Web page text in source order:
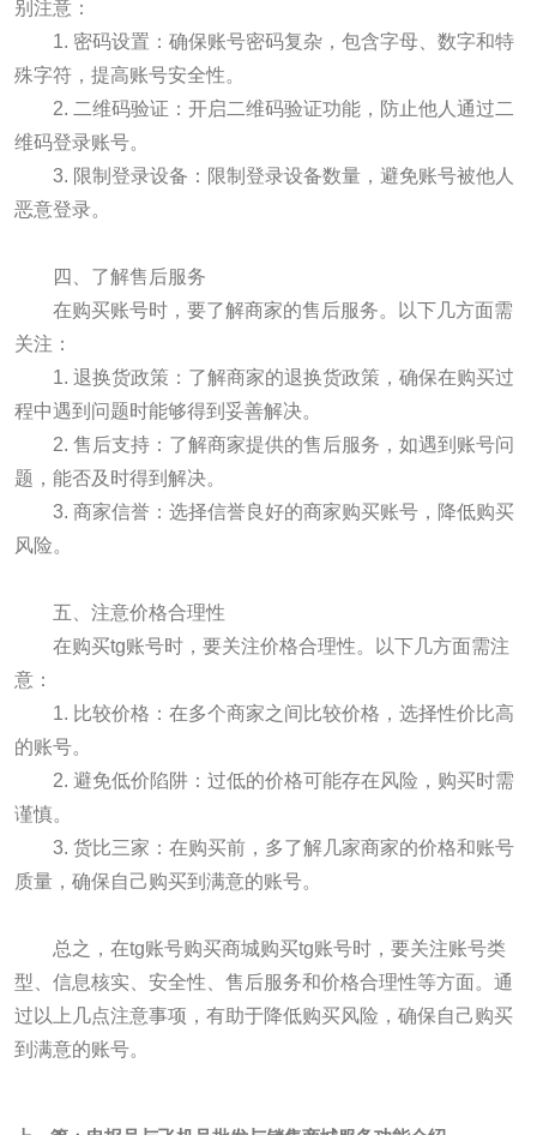
别注意：
1. 密码设置：确保账号密码复杂，包含字母、数字和特
殊字符，提高账号安全性。
2. 二维码验证：开启二维码验证功能，防止他人通过二
维码登录账号。
3. 限制登录设备：限制登录设备数量，避免账号被他人
恶意登录。
四、了解售后服务
在购买账号时，要了解商家的售后服务。以下几方面需
关注：
1. 退换货政策：了解商家的退换货政策，确保在购买过
程中遇到问题时能够得到妥善解决。
2. 售后支持：了解商家提供的售后服务，如遇到账号问
题，能否及时得到解决。
3. 商家信誉：选择信誉良好的商家购买账号，降低购买
风险。
五、注意价格合理性
在购买tg账号时，要关注价格合理性。以下几方面需注
意：
1. 比较价格：在多个商家之间比较价格，选择性价比高
的账号。
2. 避免低价陷阱：过低的价格可能存在风险，购买时需
谨慎。
3. 货比三家：在购买前，多了解几家商家的价格和账号
质量，确保自己购买到满意的账号。
总之，在tg账号购买商城购买tg账号时，要关注账号类
型、信息核实、安全性、售后服务和价格合理性等方面。通
过以上几点注意事项，有助于降低购买风险，确保自己购买
到满意的账号。